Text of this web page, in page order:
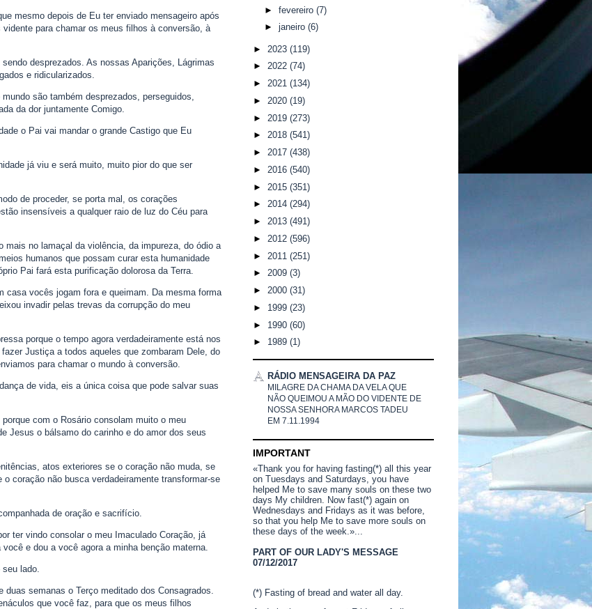
mesmo depois de Eu ter enviado mensageiro após
para chamar os meus filhos à conversão, à
desprezados. As nossas Aparições, Lágrimas
e ridicularizados.
são também desprezados, perseguidos,
da dor juntamente Comigo.
o Pai vai mandar o grande Castigo que Eu
já viu e será muito, muito pior do que ser
de proceder, se porta mal, os corações
insensíveis a qualquer raio de luz do Céu para
mais no lamaçal da violência, da impureza, do ódio a
humanos que possam curar esta humanidade
Pai fará esta purificação dolorosa da Terra.
casa vocês jogam fora e queimam. Da mesma forma
invadir pelas trevas da corrupção do meu
porque o tempo agora verdadeiramente está nos
Justiça a todos aqueles que zombaram Dele, do
para chamar o mundo à conversão.
de vida, eis a única coisa que pode salvar suas
com o Rosário consolam muito o meu
Jesus o bálsamo do carinho e do amor dos seus
atos exteriores se o coração não muda, se
coração não busca verdadeiramente transformar-se
de oração e sacrifício.
ter vindo consolar o meu Imaculado Coração, já
e dou a você agora a minha benção materna.
seu lado.
duas semanas o Terço meditado dos Consagrados.
que você faz, para que os meus filhos
► fevereiro (7)
► janeiro (6)
► 2023 (119)
► 2022 (74)
► 2021 (134)
► 2020 (19)
► 2019 (273)
► 2018 (541)
► 2017 (438)
► 2016 (540)
► 2015 (351)
► 2014 (294)
► 2013 (491)
► 2012 (596)
► 2011 (251)
► 2009 (3)
► 2000 (31)
► 1999 (23)
► 1990 (60)
► 1989 (1)
RÁDIO MENSAGEIRA DA PAZ
MILAGRE DA CHAMA DA VELA QUE
NÃO QUEIMOU A MÃO DO VIDENTE DE
NOSSA SENHORA MARCOS TADEU
EM 7.11.1994
IMPORTANT
«Thank you for having fasting(*) all this year
on Tuesdays and Saturdays, you have
helped Me to save many souls on these two
days My children. Now fast(*) again on
Wednesdays and Fridays as it was before,
so that you help Me to save more souls on
these days of the week.»...
PART OF OUR LADY'S MESSAGE
07/12/2017
(*) Fasting of bread and water all day.